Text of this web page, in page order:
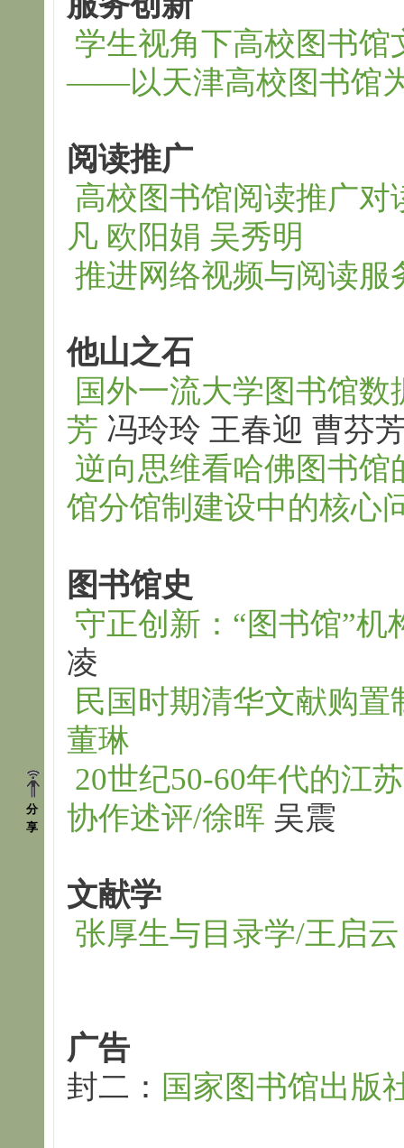
分
享
学生视角下高校图书
——以天津高校图书馆
阅读推广
高校图书馆阅读推广
凡 欧阳娟 吴秀明
推进网络视频与阅读服
他山之石
国外一流大学图书馆
芳 冯玲玲 王春迎 曹芬
逆向思维看哈佛图书
馆分馆制建设中的核心
图书馆史
守正创新：“图书馆”
凌
民国时期清华文献购
董琳
20世纪50-60年代的江
协作述评/徐晖 吴震
文献学
张厚生与目录学/王启云
广告
封二： 国家图书馆出版